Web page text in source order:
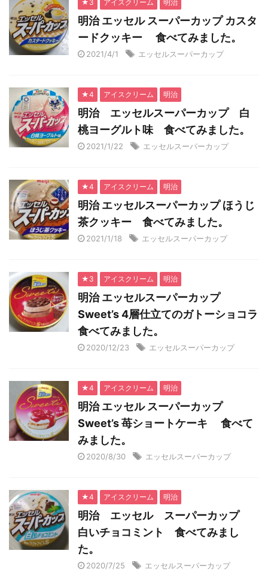
★3 アイスクリーム 明治
明治 エッセル スーパーカップ カスタ
ードクッキー 食べてみました。
2021/4/1 エッセルスーパーカップ
★4 アイスクリーム 明治
明治 エッセルスーパーカップ 白
桃ヨーグルト味 食べてみました。
2021/1/22 エッセルスーパーカップ
★4 アイスクリーム 明治
明治 エッセルスーパーカップ ほうじ
茶クッキー 食べてみました。
2021/1/18 エッセルスーパーカップ
★3 アイスクリーム 明治
明治 エッセルスーパーカップ
Sweet’s 4層仕立てのガトーショコラ
食べてみました。
2020/12/23 エッセルスーパーカップ
★4 アイスクリーム 明治
明治 エッセル スーパーカップ
Sweet’s 苺ショートケーキ 食べて
みました。
2020/8/30 エッセルスーパーカップ
★4 アイスクリーム 明治
明治 エッセル スーパーカップ
白いチョコミント 食べてみまし
た。
2020/7/25 エッセルスーパーカップ